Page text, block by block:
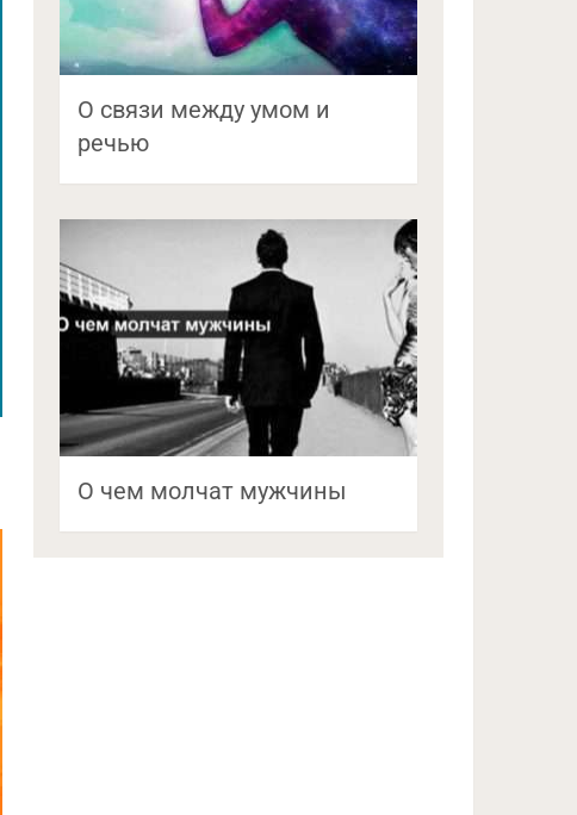
О связи между умом и
речью
О чем молчат мужчины